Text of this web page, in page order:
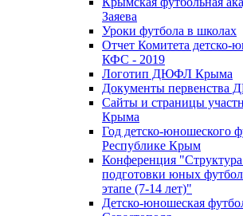
Заяева
Уроки футбола в школах
Отчет Комитета детско-
КФС - 2019
Логотип ДЮФЛ Крыма
Документы
Сайты и страницы
Крыма
Год детско-юношеского
Республике Крым
Конференция
подготовки юных
этапе (7-14 лет)"
Детско-юношеская